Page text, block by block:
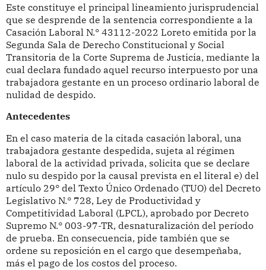
Este constituye el principal lineamiento jurisprudencial
que se desprende de la sentencia correspondiente a la
Casación Laboral N.° 43112-2022 Loreto emitida por la
Segunda Sala de Derecho Constitucional y Social
Transitoria de la Corte Suprema de Justicia, mediante la
cual declara fundado aquel recurso interpuesto por una
trabajadora gestante en un proceso ordinario laboral de
nulidad de despido.
Antecedentes
En el caso materia de la citada casación laboral, una
trabajadora gestante despedida, sujeta al régimen
laboral de la actividad privada, solicita que se declare
nulo su despido por la causal prevista en el literal e) del
artículo 29° del Texto Único Ordenado (TUO) del Decreto
Legislativo N.° 728, Ley de Productividad y
Competitividad Laboral (LPCL), aprobado por Decreto
Supremo N.° 003-97-TR, desnaturalización del período
de prueba. En consecuencia, pide también que se
ordene su reposición en el cargo que desempeñaba,
más el pago de los costos del proceso.